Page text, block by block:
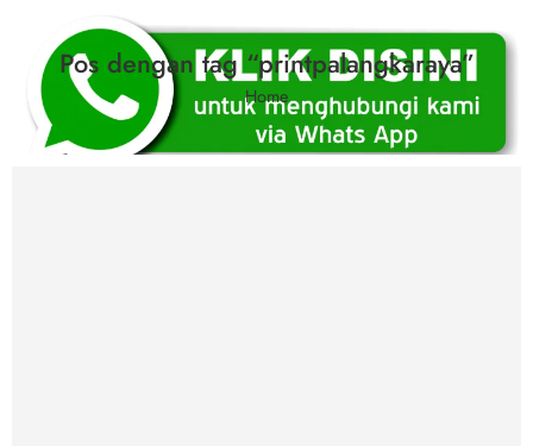
Pos dengan tag “printpalangkaraya”
Home